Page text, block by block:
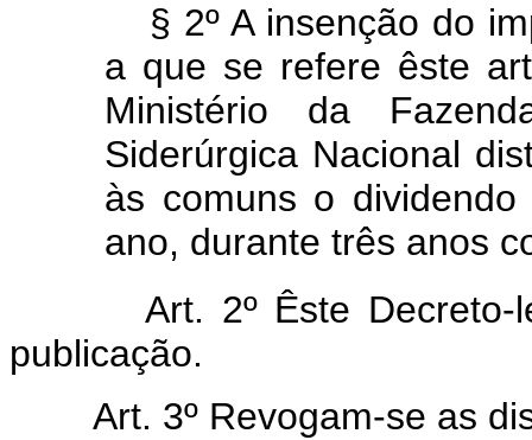
§ 2º A insenção do
a que se refere êste
Ministério da
Siderúrgica Nacional
às comuns o
ano, durante três anos
Art. 2º Êste
publicação.
Art. 3º Revogam-se as